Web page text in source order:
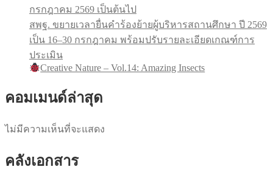
กรกฎาคม 2569 เป็นต้นไป
สพฐ. ขยายเวลายื่นคำร้องย้ายผู้บริหารสถานศึกษา ปี 2569
เป็น 16–30 กรกฎาคม พร้อมปรับรายละเอียดเกณฑ์การ
ประเมิน
Creative Nature – Vol.14: Amazing Insects
คอมเมนด์ล่าสุด
ไม่มีความเห็นที่จะแสดง
คลังเอกสาร